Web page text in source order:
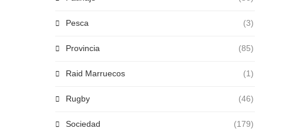
Pesca (3)
Provincia (85)
Raid Marruecos (1)
Rugby (46)
Sociedad (179)